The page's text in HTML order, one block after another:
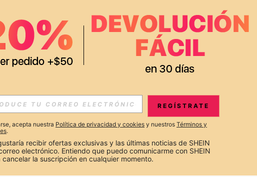
APP
OFERTAS EXCLUSIVAS, PROMOCIONES Y NOTICIAS DE SHEIN
Suscribir
REGÍSTRATE
acepta nuestra Política de privacidad y cookies y nuestros Términos y
.
recibir ofertas exclusivas y las últimas noticias de SHEIN
electrónico. Entiendo que puedo comunicarme con SHEIN
cancelar la suscripción en cualquier momento.